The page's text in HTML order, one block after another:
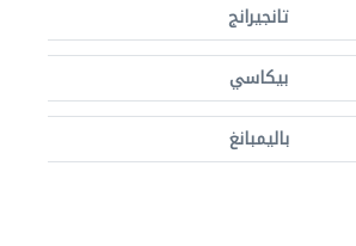
تانجيرانج
بيكاسي
باليمبانغ